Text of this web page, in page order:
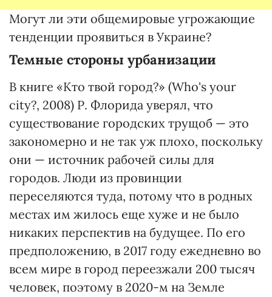
Могут ли эти общемировые угрожающие
тенденции проявиться в Украине?
Темные стороны урбанизации
В книге «Кто твой город?» (Who's your
city?, 2008) Р. Флорида уверял, что
существование городских трущоб — это
закономерно и не так уж плохо, поскольку
они — источник рабочей силы для
городов. Люди из провинции
переселяются туда, потому что в родных
местах им жилось еще хуже и не было
никаких перспектив на будущее. По его
предположению, в 2017 году ежедневно во
всем мире в город переезжали 200 тысяч
человек, поэтому в 2020-м на Земле